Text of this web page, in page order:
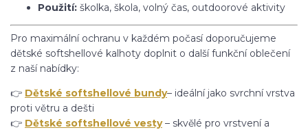
Použití: školka, škola, volný čas, outdoorové aktivity
Pro maximální ochranu v každém počasí doporučujeme
dětské softshellové kalhoty doplnit o další funkční oblečení
z naší nabídky:
👉 Dětské softshellové bundy– ideální jako svrchní vrstva
proti větru a dešti
👉 Dětské softshellové vesty– skvělé pro vrstvení a